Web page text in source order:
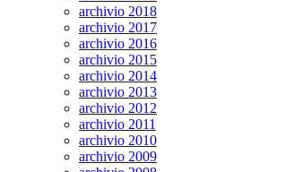
archivio 2018
archivio 2017
archivio 2016
archivio 2015
archivio 2014
archivio 2013
archivio 2012
archivio 2011
archivio 2010
archivio 2009